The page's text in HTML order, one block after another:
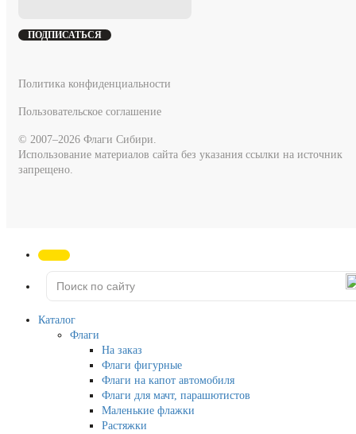
ПОДПИСАТЬСЯ
© 2007–2026 Флаги Сибири.
Использование материалов сайта без указания ссылки на источник
запрещено.
Политика конфиденциальности
Пользовательское соглашение
Каталог
Флаги
На заказ
Флаги фигурные
Флаги на капот автомобиля
Флаги для мачт, парашютистов
Маленькие флажки
Растяжки